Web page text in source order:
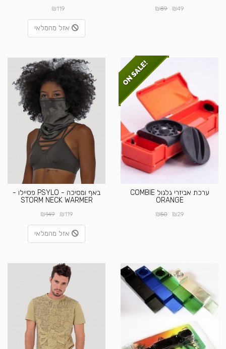
₪49
₪89
₪119
אזל מהמלאי
ערכת אביזרי גלגול COMBIE
ORANGE
₪29
₪50
באף ומסיכה - PSYLO פסיילו -
STORM NECK WARMER
₪119
₪149
אזל מהמלאי